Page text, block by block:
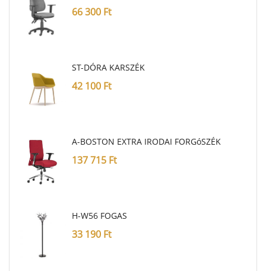
66 300 Ft
ST-DÓRA KARSZÉK
42 100 Ft
A-BOSTON EXTRA IRODAI FORGóSZÉK
137 715 Ft
H-W56 FOGAS
33 190 Ft